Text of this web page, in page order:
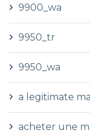
9900_wa
9950_tr
9950_wa
a legitimate
acheter une